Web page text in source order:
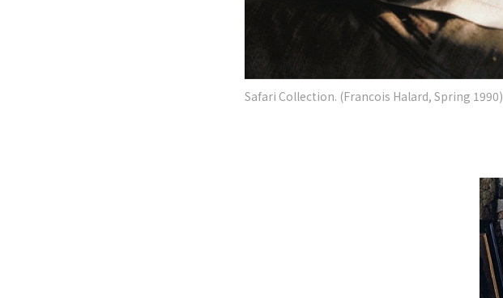
Safari Collection. (Francois Halard, Spring 1990)